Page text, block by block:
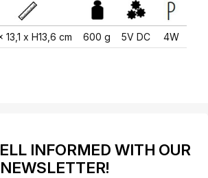
13,1 x H13,6 cm 600 g 5V DC 4W
INFORMED WITH OUR
NEWSLETTER!